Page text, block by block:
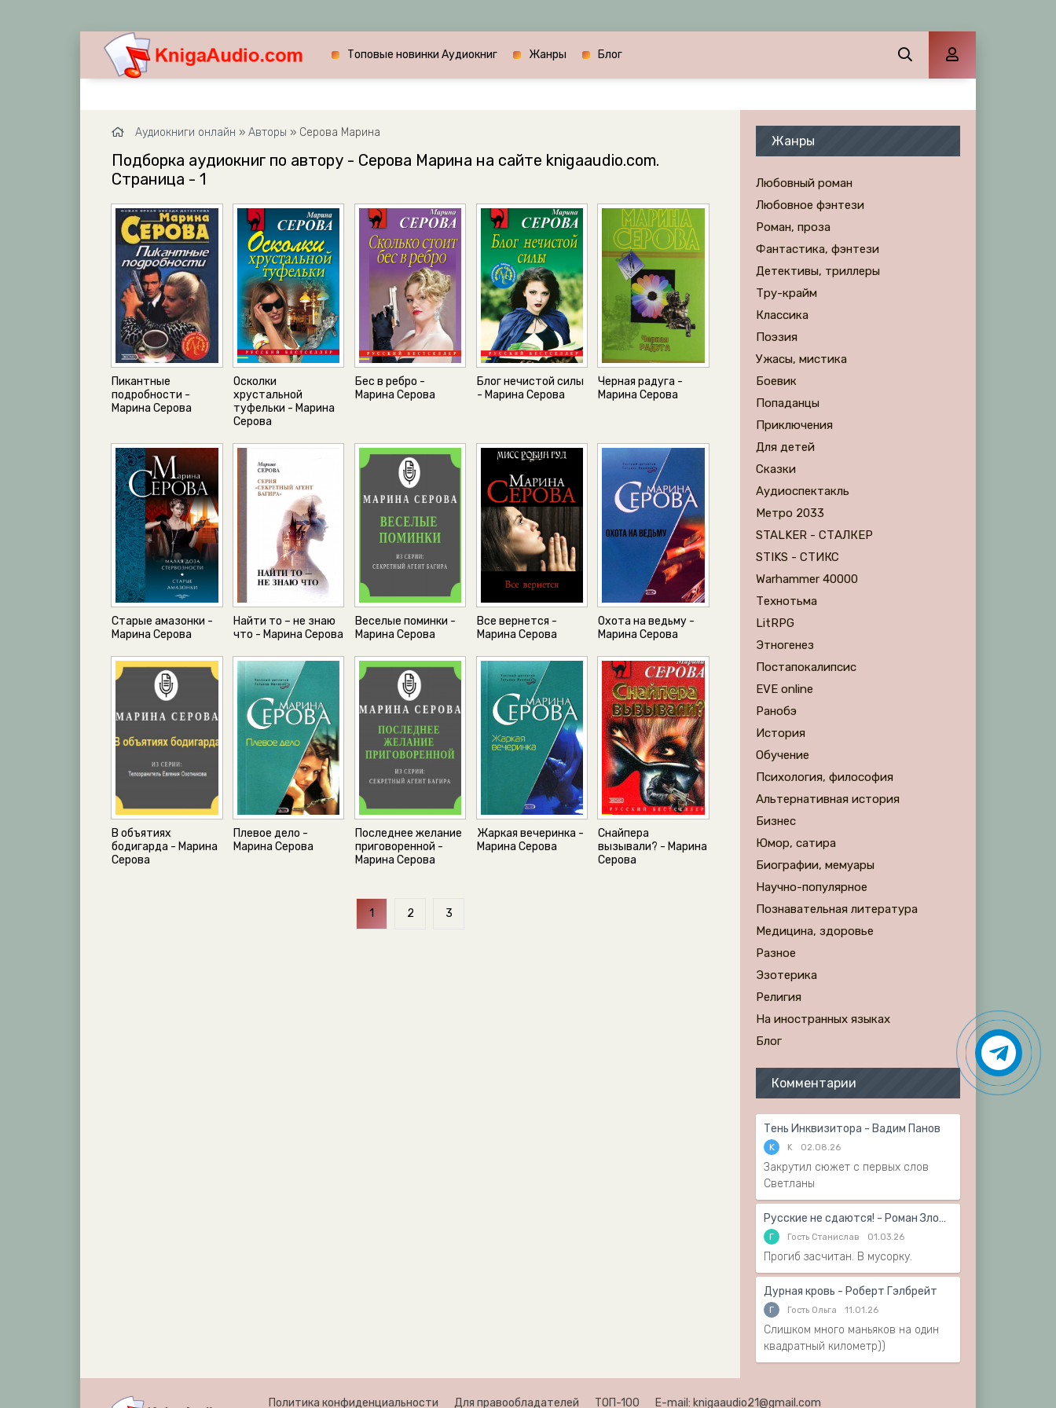
Топовые новинки Аудиокниг Жанры Блог
Аудиокниги онлайн » Авторы » Серова Марина
Подборка аудиокниг по автору - Серова Марина на сайте knigaaudio.com.
Страница - 1
Пикантные
подробности -
Марина Серова
Осколки
хрустальной
туфельки - Марина
Серова
Бес в ребро -
Марина Серова
Блог нечистой силы
- Марина Серова
Черная радуга -
Марина Серова
Старые амазонки -
Марина Серова
Найти то – не знаю
что - Марина Серова
Веселые поминки -
Марина Серова
Все вернется -
Марина Серова
Охота на ведьму -
Марина Серова
В объятиях
бодигарда - Марина
Серова
Плевое дело -
Марина Серова
Последнее желание
приговоренной -
Марина Серова
Жаркая вечеринка -
Марина Серова
Снайпера
вызывали? - Марина
Серова
1 2 3
Жанры
Любовный роман
Любовное фэнтези
Роман, проза
Фантастика, фэнтези
Детективы, триллеры
Тру-крайм
Классика
Поэзия
Ужасы, мистика
Боевик
Попаданцы
Приключения
Для детей
Сказки
Аудиоспектакль
Метро 2033
STALKER - СТАЛКЕР
STIKS - СТИКС
Warhammer 40000
Технотьма
LitRPG
Этногенез
Постапокалипсис
EVE online
Ранобэ
История
Обучение
Психология, философия
Альтернативная история
Бизнес
Юмор, сатира
Биографии, мемуары
Научно-популярное
Познавательная литература
Медицина, здоровье
Разное
Эзотерика
Религия
На иностранных языках
Блог
Комментарии
Тень Инквизитора - Вадим Панов
K K 02.08.26
Закрутил сюжет с первых слов
Светланы
Русские не сдаются! - Роман Злотников
Г Гость Станислав 01.03.26
Прогиб засчитан. В мусорку.
Дурная кровь - Роберт Гэлбрейт
Г Гость Ольга 11.01.26
Слишком много маньяков на один
квадратный километр))
Политика конфиденциальности Для правообладателей ТОП-100 E-mail: knigaaudio21@gmail.com